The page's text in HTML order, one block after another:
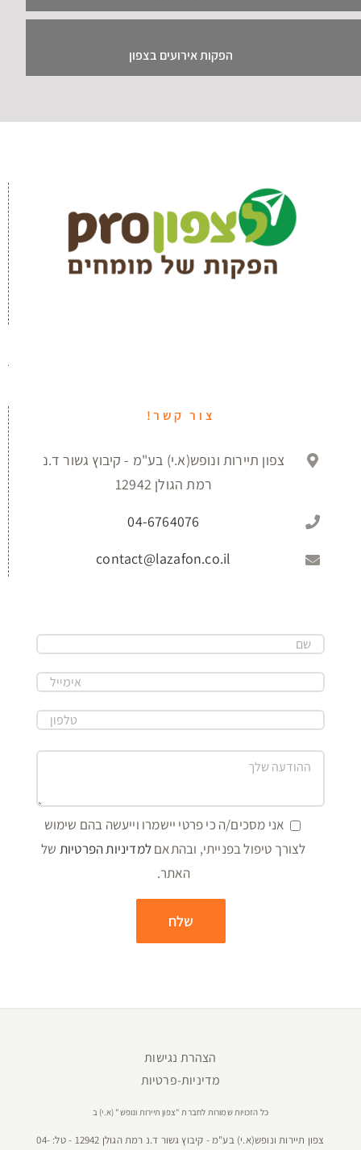
הפקות אירועים בצפון
צור קשר!
צפון תיירות ונופש(א.י) בע"מ - קיבוץ גשור ד.נ
רמת הגולן 12942
04-6764076
contact@lazafon.co.il
אני מסכים/ה כי פרטי יישמרו וייעשה בהם שימוש
לצורך טיפול בפנייתי, ובהתאםלמדיניות הפרטיות של
האתר.
הצהרת נגישות
מדיניות-פרטיות
כל הזכויות שמורות לחברת "צפון תיירות ונופש" (א.י) ב
צפון תיירות ונופש(א.י) בע"מ - קיבוץ גשור ד.נ רמת הגולן 12942 - טל: 04-